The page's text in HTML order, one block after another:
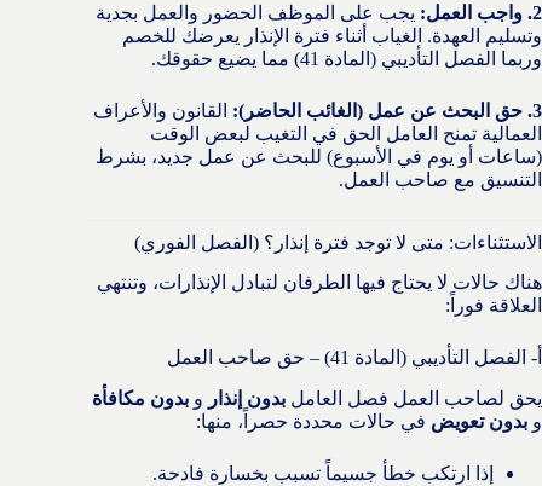
2. واجب العمل:
يجب على الموظف الحضور والعمل بجدية
وتسليم العهدة. الغياب أثناء فترة الإنذار يعرضك للخصم
وربما الفصل التأديبي (المادة 41) مما يضيع حقوقك.
3. حق البحث عن عمل (الغائب الحاضر):
القانون والأعراف
العمالية تمنح العامل الحق في التغيب لبعض الوقت
(ساعات أو يوم في الأسبوع) للبحث عن عمل جديد، بشرط
التنسيق مع صاحب العمل.
الاستثناءات: متى لا توجد فترة إنذار؟ (الفصل الفوري)
هناك حالات لا يحتاج فيها الطرفان لتبادل الإنذارات، وتنتهي
العلاقة فوراً:
أ- الفصل التأديبي (المادة 41) – حق صاحب العمل
يحق لصاحب العمل فصل العامل بدون إنذار و بدون مكافأة
و بدون تعويض في حالات محددة حصراً، منها:
إذا ارتكب خطأ جسيماً تسبب بخسارة فادحة.